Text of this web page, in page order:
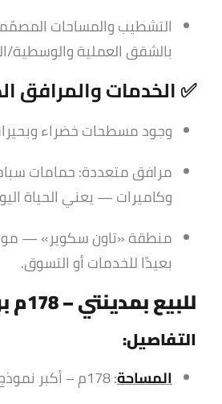
التشطيب والمساحات
بالشقق العملية
✅ الخدمات والمرافق
وجود مسطحات خضراء
مرافق متعددة: حمامات
وكاميرات — يعني الحياة
منطقة «تاون سكوير» —
بعيدًا للخدمات أو التسوق.
للبيع بمدينتي – 178م
التفاصيل:
المساحة: 178م – أكبر نموذج